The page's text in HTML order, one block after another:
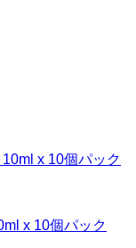
x 10個パック